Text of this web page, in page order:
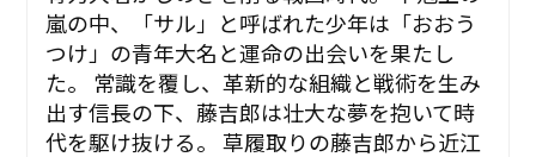
嵐の中、「サル」と呼ばれた少年は「おおう
つけ」の青年大名と運命の出会いを果たし
た。 常識を覆し、革新的な組織と戦術を生み
出す信長の下、藤吉郎は壮大な夢を抱いて時
代を駆け抜ける。 草履取りの藤吉郎から近江